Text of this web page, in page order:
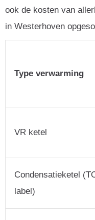
ook de kosten van
in Westerhoven
Type verwarming
VR ketel
Condensatieketel
label)